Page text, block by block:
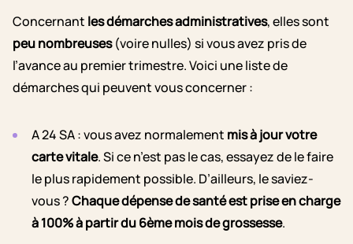
Concernant les démarches administratives, elles sont
peu nombreuses(voire nulles) si vous avez pris de
l’avance au premier trimestre. Voici une liste de
démarches qui peuvent vous concerner :
A 24 SA : vous avez normalement mis à jour votre
carte vitale. Si ce n’est pas le cas, essayez de le faire
le plus rapidement possible. D’ailleurs, le saviez-
vous ?Chaque dépense de santé est prise en charge
à 100% à partir du 6ème mois de grossesse.